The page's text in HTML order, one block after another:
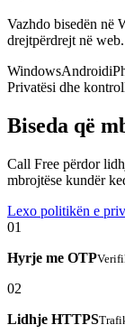
Vazhdo bisedën në
drejtpërdrejt në web.
WindowsAndroid
Privatësi dhe
Biseda që
Call Free përdor
mbrojtëse kundër
Lexo politikën e
01
Hyrje me OTP
02
Lidhje HTTPS